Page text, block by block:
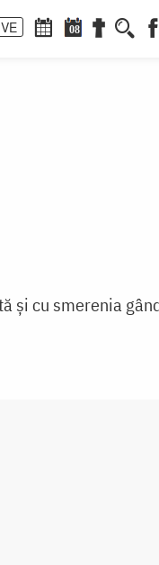
08
și cu smerenia